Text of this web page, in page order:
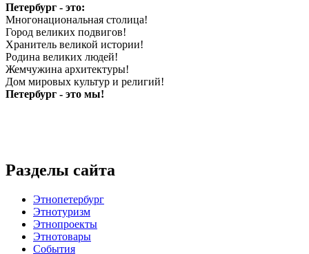
Петербург - это:
Многонациональная столица!
Город великих подвигов!
Хранитель великой истории!
Родина великих людей!
Жемчужина архитектуры!
Дом мировых культур и религий!
Петербург - это мы!
Разделы сайта
Этнопетербург
Этнотуризм
Этнопроекты
Этнотовары
События